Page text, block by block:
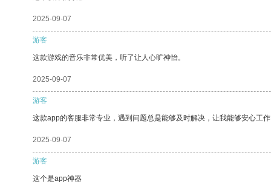
2025-09-07
游客
这款游戏的音乐非常优美，听了让人心旷神怡。
2025-09-07
游客
这款app的客服非常专业，遇到问题总是能够及时解决，让我能够安心工
2025-09-07
游客
这个是app神器